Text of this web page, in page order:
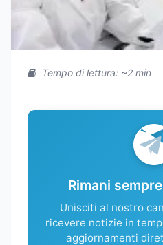
Tempo di lettura: ~2 min
Rimani
Unisciti al nostro
ricevere notizie in
aggiornamenti